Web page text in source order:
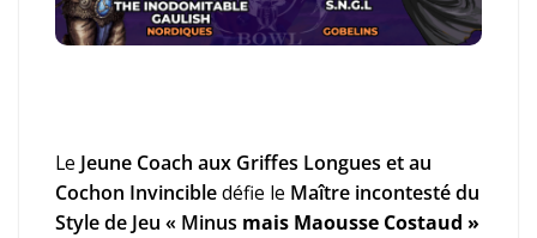
Le Jeune Coach aux Griffes Longues et au
Cochon Invincibledéfie le Maître incontesté du
Style de Jeu « Minus mais Maousse Costaud »